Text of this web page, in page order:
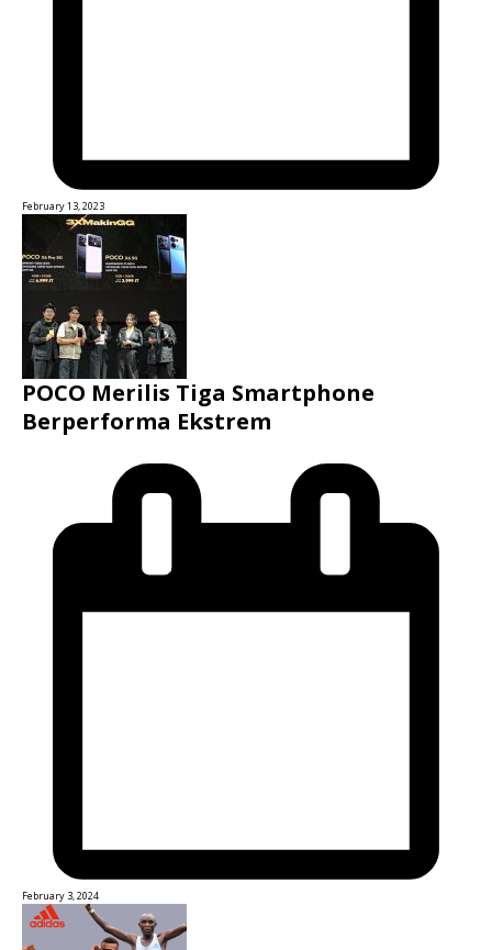
February 13, 2023
POCO Merilis Tiga Smartphone
Berperforma Ekstrem
February 3, 2024